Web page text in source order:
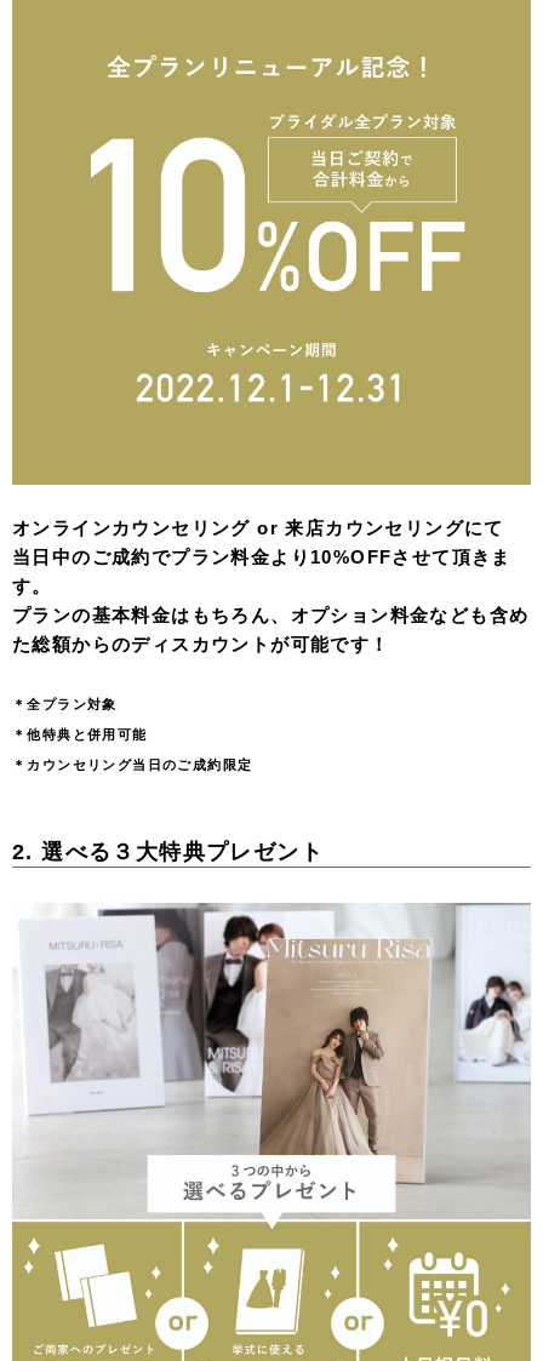
オンラインカウンセリング or 来店カウンセリングにて
当日中のご成約でプラン料金より10%OFFさせて頂きま
す。
プランの基本料金はもちろん、オプション料金なども含め
た総額からのディスカウントが可能です！
＊全プラン対象
＊他特典と併用可能
＊カウンセリング当日のご成約限定
2. 選べる３大特典プレゼント